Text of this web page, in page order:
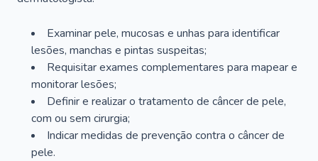
Examinar pele, mucosas e unhas para identificar
lesões, manchas e pintas suspeitas;
Requisitar exames complementares para mapear e
monitorar lesões;
Definir e realizar o tratamento de câncer de pele,
com ou sem cirurgia;
Indicar medidas de prevenção contra o câncer de
pele.